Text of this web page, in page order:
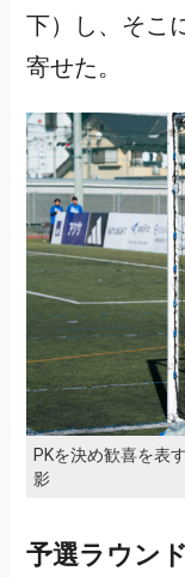
下）し、そこ
寄せた。
PKを決め歓喜を表
影
予選ラウン